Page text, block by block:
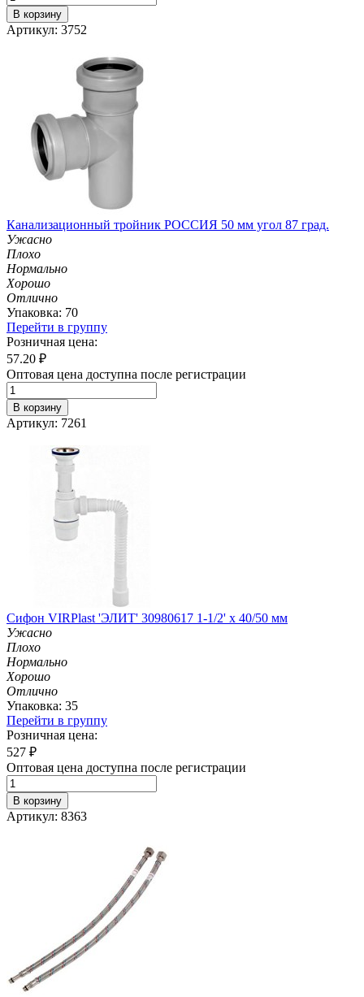
В корзину
Артикул: 3752
Канализационный тройник РОССИЯ 50 мм угол 87 град.
Ужасно
Плохо
Нормально
Хорошо
Отлично
Упаковка: 70
Перейти в группу
Розничная цена:
57.20 ₽
Оптовая цена доступна после регистрации
В корзину
Артикул: 7261
Сифон VIRPlast 'ЭЛИТ' 30980617 1-1/2' х 40/50 мм
Ужасно
Плохо
Нормально
Хорошо
Отлично
Упаковка: 35
Перейти в группу
Розничная цена:
527 ₽
Оптовая цена доступна после регистрации
В корзину
Артикул: 8363